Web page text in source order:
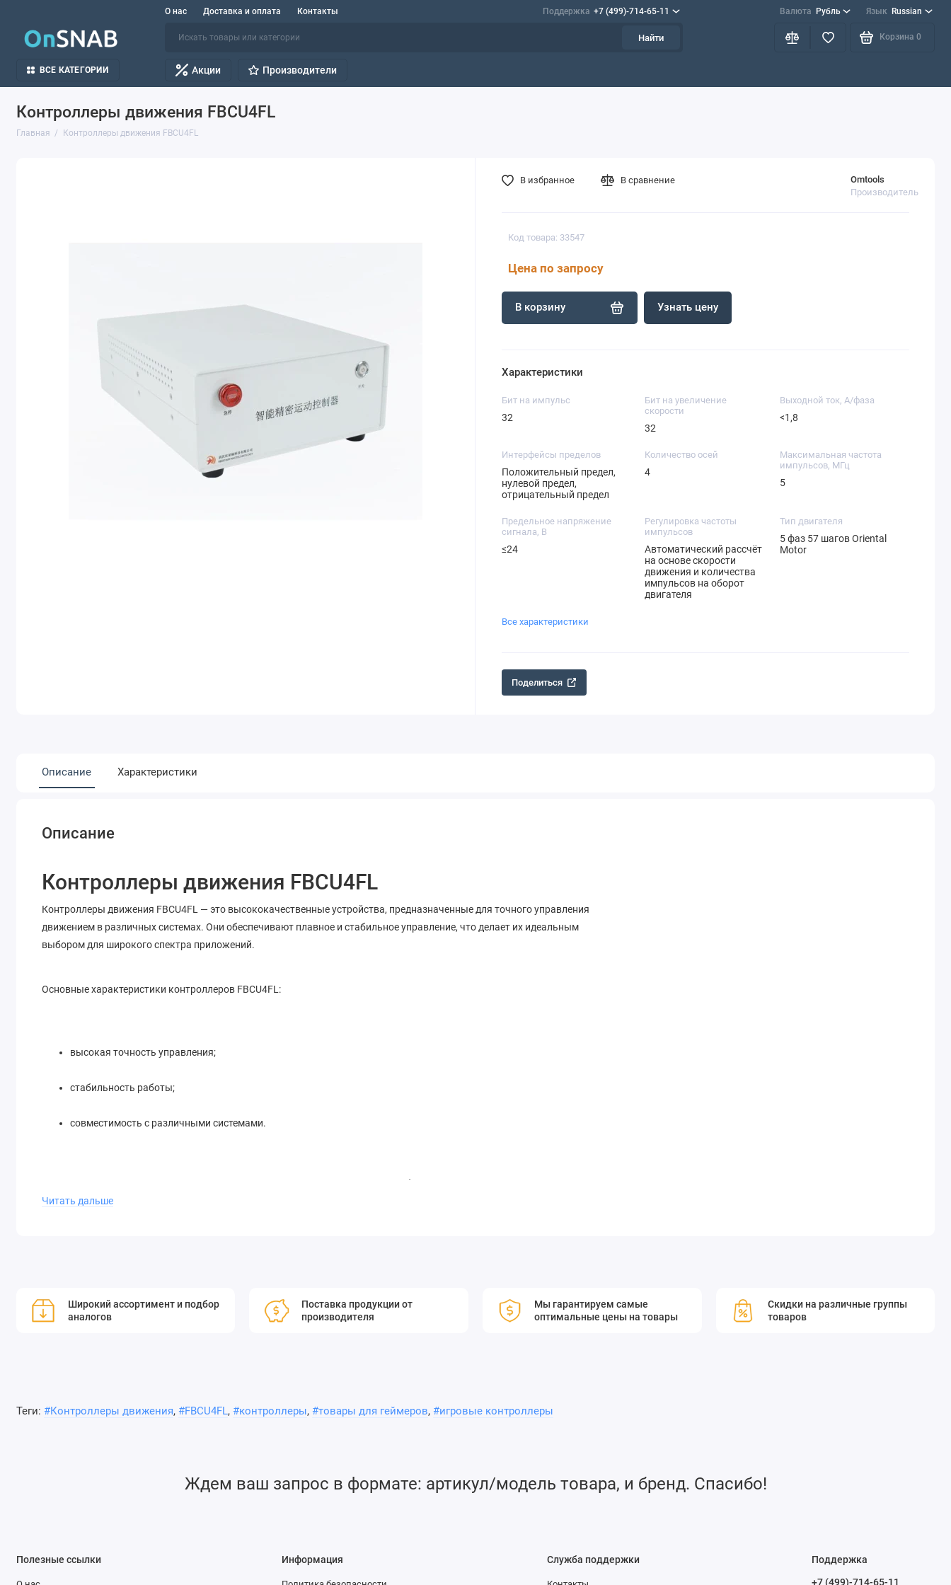
О нас Доставка и оплата Контакты Поддержка +7 (499)-714-65-11 Валюта Рубль Язык Russian
Найти Корзина 0
ВСЕ КАТЕГОРИИ Акции Производители
Контроллеры движения FBCU4FL
Главная Контроллеры движения FBCU4FL
Код товара: 33547
Цена по запросу
Omtools
Производитель
В корзину Узнать цену
В избранное В сравнение
Характеристики
Бит на импульс
32
Бит на увеличение
скорости
32
Выходной ток, А/фаза
<1,8
Интерфейсы пределов
Положительный предел,
нулевой предел,
отрицательный предел
Количество осей
4
Максимальная частота
импульсов, МГц
5
Предельное напряжение
сигнала, В
≤24
Регулировка частоты
импульсов
Автоматический рассчёт
на основе скорости
движения и количества
импульсов на оборот
двигателя
Тип двигателя
5 фаз 57 шагов Oriental
Motor
Все характеристики
Поделиться
Описание Характеристики
Описание
Контроллеры движения FBCU4FL
Контроллеры движения FBCU4FL — это высококачественные устройства, предназначенные для точного управления
движением в различных системах. Они обеспечивают плавное и стабильное управление, что делает их идеальным
выбором для широкого спектра приложений.
Основные характеристики контроллеров FBCU4FL:
высокая точность управления;
стабильность работы;
совместимость с различными системами.
Контроллеры движения FBCU4FL идеально подходят для использования в робототехнике, автоматизированных
производственных линиях и других областях, где требуется точное управление движением.
прецизионных систем управления движением. Встроенная операционная система, управляющая связью контроллера с
позиционером, поддерживает архитектуры PC, ARM и FPGA. Широкий набор библиотек и открытый интерфейс
полузамкнутому контурам. Высокопроизводительное программно-аппаратное архитектурное решение обеспечивает
производственной линией и совместимым оборудованием. Позволяет управлять позиционерами, поддерживающими 2-
осевое, 4-осевое и 6-осевое перемещение. Совместим со стандартным двухфазным шаговым двигателем, пятифазным
контуром, замкнутым контуром и полузакрытым контуром.
Читать дальше
Широкий ассортимент и подбор
аналогов
Поставка продукции от
производителя
Мы гарантируем самые
оптимальные цены на товары
Скидки на различные группы
товаров
Теги: #Контроллеры движения, #FBCU4FL, #контроллеры, #товары для геймеров, #игровые контроллеры
Ждем ваш запрос в формате: артикул/модель товара, и бренд. Спасибо!
Полезные ссылки Информация Служба поддержки
Поддержка
+7 (499)-714-65-11